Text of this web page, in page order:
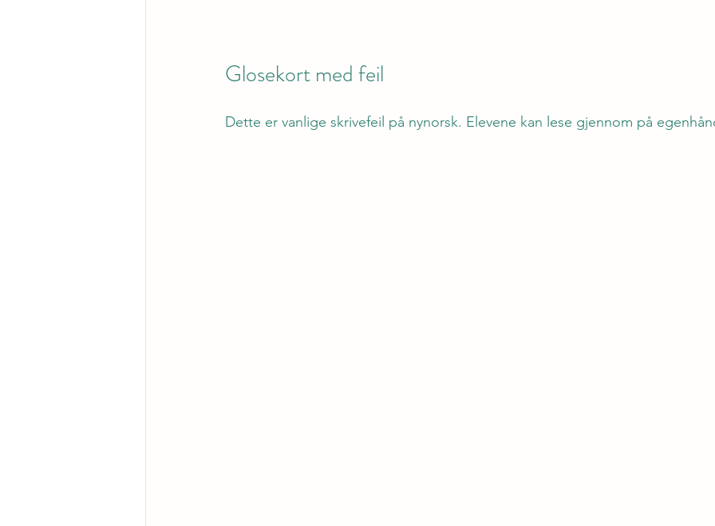
Glosekort med feil
Dette er vanlige skrivefeil på nynorsk. Elevene kan lese gjennom på